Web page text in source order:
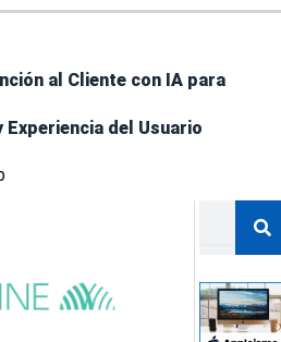
al Cliente con IA para
del Usuario